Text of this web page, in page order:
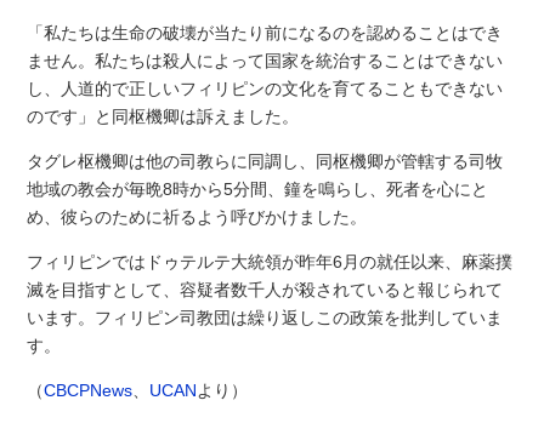
「私たちは生命の破壊が当たり前になるのを認めることはでき
ません。私たちは殺人によって国家を統治することはできない
し、人道的で正しいフィリピンの文化を育てることもできない
のです」と同枢機卿は訴えました。
タグレ枢機卿は他の司教らに同調し、同枢機卿が管轄する司牧
地域の教会が毎晩8時から5分間、鐘を鳴らし、死者を心にと
め、彼らのために祈るよう呼びかけました。
フィリピンではドゥテルテ大統領が昨年6月の就任以来、麻薬撲
滅を目指すとして、容疑者数千人が殺されていると報じられて
います。フィリピン司教団は繰り返しこの政策を批判していま
す。
（CBCPNews、 UCANより）